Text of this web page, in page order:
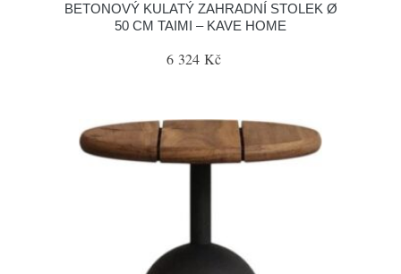
BETONOVÝ KULATÝ ZAHRADNÍ STOLEK Ø
50 CM TAIMI – KAVE HOME
6 324 Kč